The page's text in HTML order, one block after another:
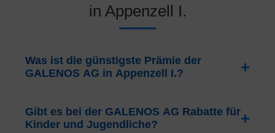
in Appenzell I.
Was ist die günstigste Prämie der
GALENOS AG in Appenzell I.?
GALENOS AGfür Erwachsene in Appenzell I.CHF
273.95pro Monat. Dieser Tarif bezieht sich auf das
Gibt es bei der GALENOS AG Rabatte für
Kinder und Jugendliche?